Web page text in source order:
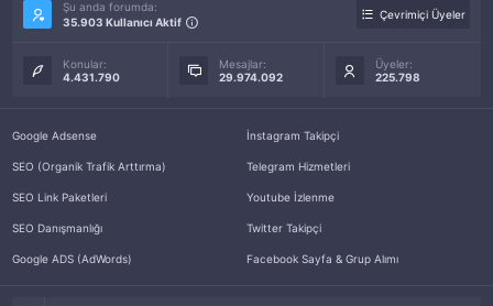
Şu anda forumda:
35.903 Kullanıcı Aktif
Çevrimiçi Üyeler
Konular:
4.431.790
Mesajlar:
29.974.092
Üyeler:
225.798
Google Adsense
SEO (Organik Trafik Arttırma)
SEO Link Paketleri
SEO Danışmanlığı
Google ADS (AdWords)
İnstagram Takipçi
Telegram Hizmetleri
Youtube İzlenme
Twitter Takipçi
Facebook Sayfa & Grup Alımı